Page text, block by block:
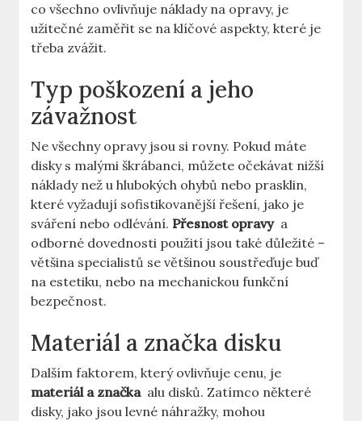
co všechno ovlivňuje náklady na⁤ opravy, je
užitečné ⁢zaměřit se na klíčové aspekty,⁤ které je ​
třeba zvážit.
Typ poškození a jeho
⁣závažnost
Ne všechny opravy⁣ jsou si rovny. Pokud ⁢máte
disky ⁢s malými ⁣škrábanci, můžete očekávat nižší
náklady než ​u⁣ hlubokých ohybů nebo prasklin,
které vyžadují sofistikovanější řešení, jako je
sváření nebo odlévání.Přesnost opravy⁣ a
odborné dovednosti použití⁣ jsou také důležité –
většina specialistů se většinou soustřeďuje buď
na estetiku, nebo na mechanickou funkční
‍bezpečnost.
Materiál a značka disku
Dalším faktorem, který ​ovlivňuje cenu, je
materiál a značka⁣ alu disků. Zatímco některé
disky, jako jsou ⁣levné náhražky, mohou